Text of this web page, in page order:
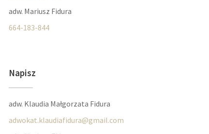
adw. Mariusz Fidura
664-183-844
Napisz
adw. Klaudia Małgorzata Fidura
adwokat.klaudiafidura@gmail.com